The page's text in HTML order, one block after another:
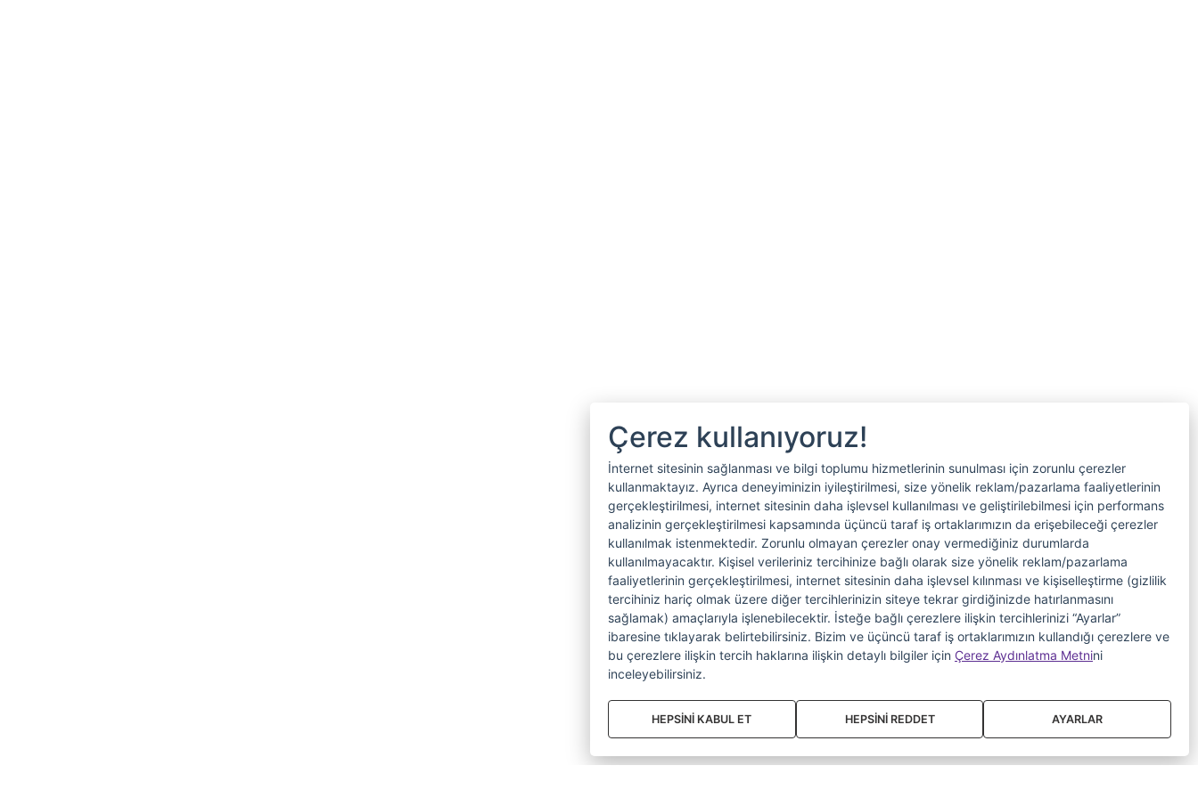
Çerez kullanıyoruz!
İnternet sitesinin sağlanması ve bilgi toplumu hizmetlerinin sunulması için zorunlu çerezler
kullanmaktayız. Ayrıca deneyiminizin iyileştirilmesi, size yönelik reklam/pazarlama faaliyetlerinin
gerçekleştirilmesi, internet sitesinin daha işlevsel kullanılması ve geliştirilebilmesi için performans
analizinin gerçekleştirilmesi kapsamında üçüncü taraf iş ortaklarımızın da erişebileceği çerezler
kullanılmak istenmektedir. Zorunlu olmayan çerezler onay vermediğiniz durumlarda
kullanılmayacaktır. Kişisel verileriniz tercihinize bağlı olarak size yönelik reklam/pazarlama
faaliyetlerinin gerçekleştirilmesi, internet sitesinin daha işlevsel kılınması ve kişiselleştirme (gizlilik
tercihiniz hariç olmak üzere diğer tercihlerinizin siteye tekrar girdiğinizde hatırlanmasını
sağlamak) amaçlarıyla işlenebilecektir. İsteğe bağlı çerezlere ilişkin tercihlerinizi “Ayarlar”
ibaresine tıklayarak belirtebilirsiniz. Bizim ve üçüncü taraf iş ortaklarımızın kullandığı çerezlere ve
bu çerezlere ilişkin tercih haklarına ilişkin detaylı bilgiler için Çerez Aydınlatma Metnini
inceleyebilirsiniz.
HEPSİNİ KABUL ET HEPSİNİ REDDET AYARLAR